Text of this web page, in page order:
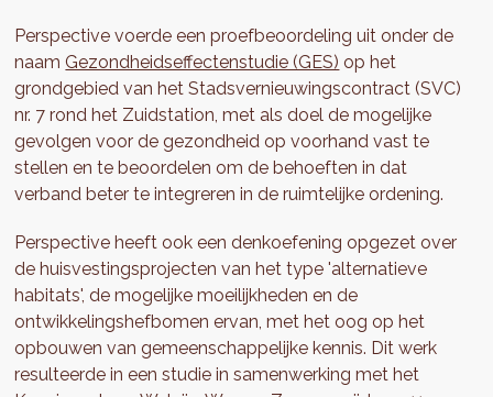
Perspective voerde een proefbeoordeling uit onder de
naam Gezondheidseffectenstudie (GES) op het
grondgebied van het Stadsvernieuwingscontract (SVC)
nr. 7 rond het Zuidstation, met als doel de mogelijke
gevolgen voor de gezondheid op voorhand vast te
stellen en te beoordelen om de behoeften in dat
verband beter te integreren in de ruimtelijke ordening.
Perspective heeft ook een denkoefening opgezet over
de huisvestingsprojecten van het type 'alternatieve
habitats', de mogelijke moeilijkheden en de
ontwikkelingshefbomen ervan, met het oog op het
opbouwen van gemeenschappelijke kennis. Dit werk
resulteerde in een studie in samenwerking met het